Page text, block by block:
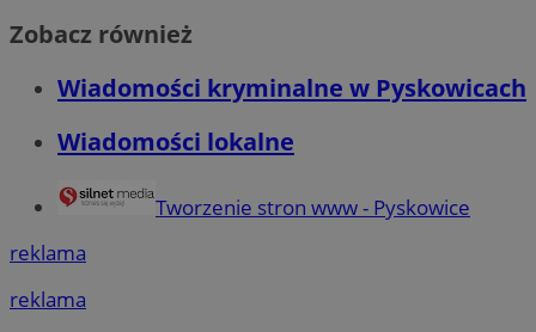
Zobacz również
Wiadomości kryminalne w Pyskowicach
Wiadomości lokalne
Tworzenie stron www - Pyskowice
reklama
reklama